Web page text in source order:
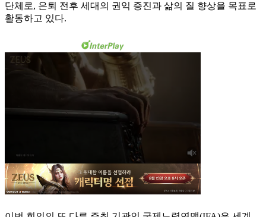
단체로, 은퇴 전후 세대의 권익 증진과 삶의 질 향상을 목표로
활동하고 있다.